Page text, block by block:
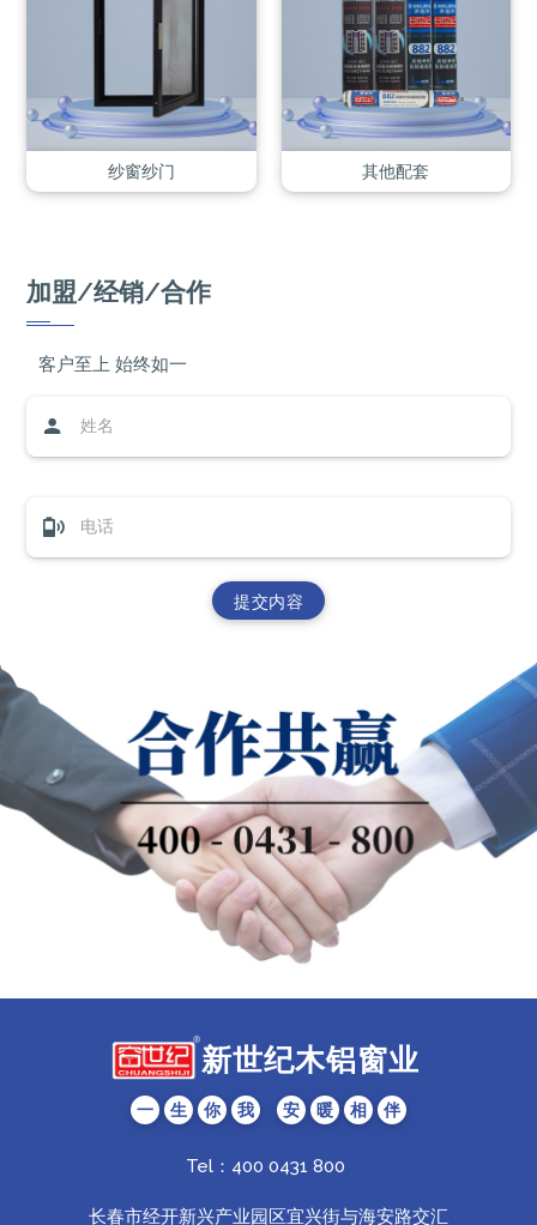
纱窗纱门 其他配套
加盟/经销/合作
客户至上 始终如一
姓名
电话
提交内容
新世纪木铝窗业
一 生 你 我 安 暖 相 伴
Tel：400 0431 800
长春市经开新兴产业园区宜兴街与海安路交汇